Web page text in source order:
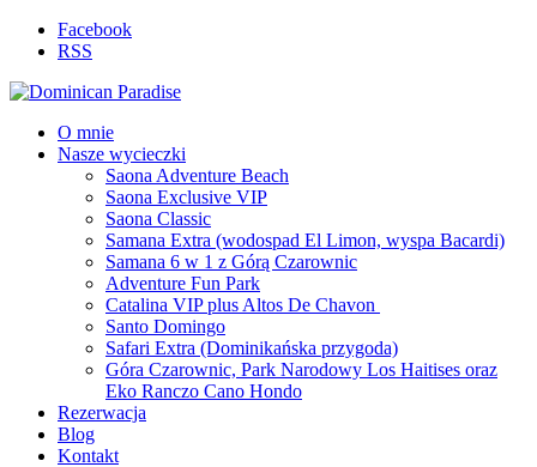
Facebook
RSS
O mnie
Nasze wycieczki
Saona Adventure Beach
Saona Exclusive VIP
Saona Classic
Samana Extra (wodospad El Limon, wyspa Bacardi)
Samana 6 w 1 z Górą Czarownic
Adventure Fun Park
Catalina VIP plus Altos De Chavon
Santo Domingo
Safari Extra (Dominikańska przygoda)
Góra Czarownic, Park Narodowy Los Haitises oraz
Eko Ranczo Cano Hondo
Rezerwacja
Blog
Kontakt